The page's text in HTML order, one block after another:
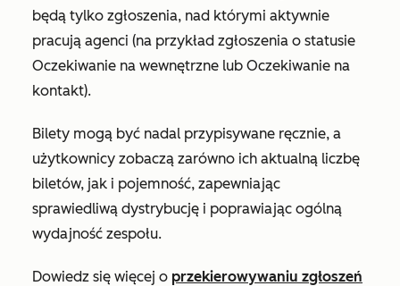
będą tylko zgłoszenia, nad którymi aktywnie
pracują agenci (na przykład zgłoszenia o statusie
Oczekiwanie na wewnętrzne lub Oczekiwanie na
kontakt).
Bilety mogą być nadal przypisywane ręcznie, a
użytkownicy zobaczą zarówno ich aktualną liczbę
biletów, jak i pojemność, zapewniając
sprawiedliwą dystrybucję i poprawiając ogólną
wydajność zespołu.
Dowiedz się więcej o przekierowywaniu zgłoszeń